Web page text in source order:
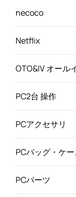
necoco
Netflix
OTO&IV オール
PC2台 操作
PCアクセサリ
PCバッグ・ケ
PCパーツ